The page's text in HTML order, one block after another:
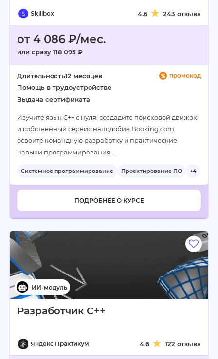
Skillbox 4.6 243 отзыва
от 4 086 ₽/мес.
или сразу 118 095 ₽
промокод
Длительность12 месяцев
Помощь в трудоустройстве
Выдача сертификата
Изучите язык C++ с нуля, создадите поисковой движок
и собственный сервис наподобие Booking.com,
освоите командную разработку и практические
навыки программирования…
Системное программирование Проектирование ПО +4
ПОДРОБНЕЕ О КУРСЕ
Разработчик C++
Яндекс Практикум 4.6 122 отзыва